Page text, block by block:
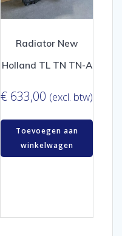
Radiator New
Holland TL TN TN-A
€ 633,00 (excl. btw)
Toevoegen aan
winkelwagen